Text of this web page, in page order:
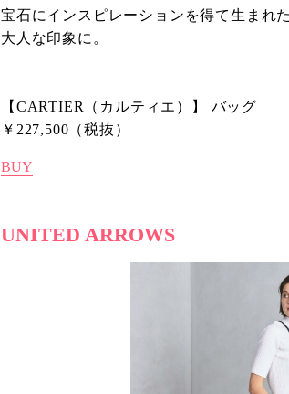
宝石にインスピレーションを得て生まれ
大人な印象に。
【CARTIER（カルティエ）】 バッグ
￥227,500（税抜）
BUY
UNITED ARROWS